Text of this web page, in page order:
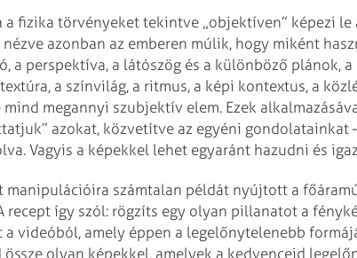
fizika törvényeket tekintve „objektíven” képezi le
azonban az emberen múlik, hogy miként
a perspektíva, a látószög és a különböző plánok, a
a színvilág, a ritmus, a képi kontextus, a
mind megannyi szubjektív elem. Ezek
azokat, közvetítve az egyéni gondolatainkat
Vagyis a képekkel lehet egyaránt hazudni és
manipulációira számtalan példát nyújtott a
recept így szól: rögzíts egy olyan pillanatot a
videóból, amely éppen a legelőnytelenebb
olyan képekkel, amelyek a kedvenceid